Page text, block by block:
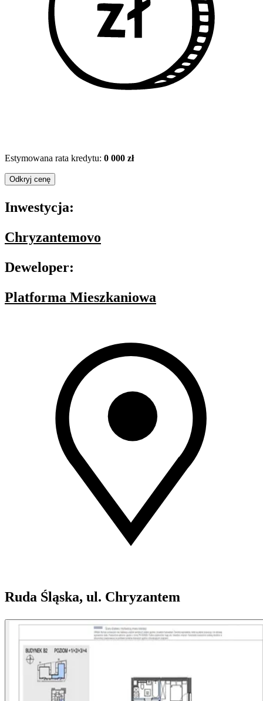
Estymowana rata kredytu: 0 000 zł
Odkryj cenę
Inwestycja:
Chryzantemovo
Deweloper:
Platforma Mieszkaniowa
Ruda Śląska, ul. Chryzantem